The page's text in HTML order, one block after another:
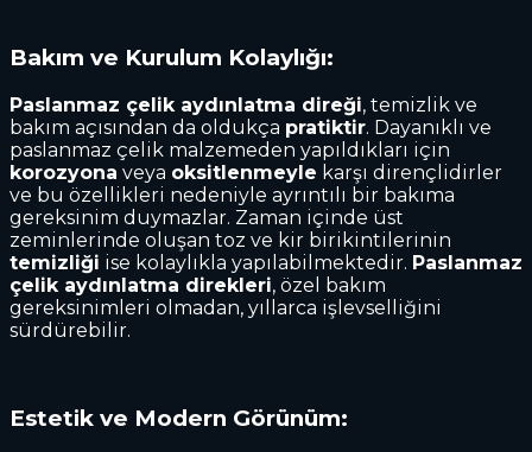
Bakım ve Kurulum Kolaylığı:
Paslanmaz çelik aydınlatma direği, temizlik ve
bakım açısından da oldukça pratiktir. Dayanıklı ve
paslanmaz çelik malzemeden yapıldıkları için
korozyona veya oksitlenmeyle karşı dirençlidirler
ve bu özellikleri nedeniyle ayrıntılı bir bakıma
gereksinim duymazlar. Zaman içinde üst
zeminlerinde oluşan toz ve kir birikintilerinin
temizliği ise kolaylıkla yapılabilmektedir. Paslanmaz
çelik aydınlatma direkleri, özel bakım
gereksinimleri olmadan, yıllarca işlevselliğini
sürdürebilir.
Estetik ve Modern Görünüm: